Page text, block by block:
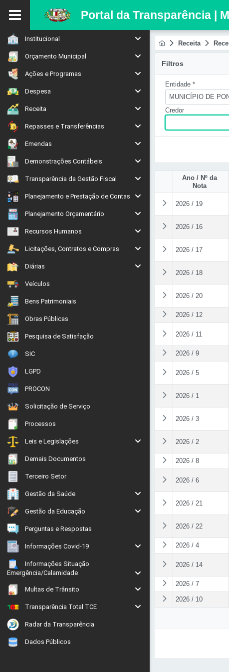
Portal da Transparência |
Institucional
Orçamento Municipal
Ações e Programas
Despesa
Receita
Repasses e Transferências
Emendas
Demonstrações Contábeis
Transparência da Gestão Fiscal
Planejamento e Prestação de Contas
Planejamento Orçamentário
Recursos Humanos
Licitações, Contratos e Compras
Diárias
Veículos
Bens Patrimoniais
Obras Públicas
Pesquisa de Satisfação
SIC
LGPD
PROCON
Solicitação de Serviço
Processos
Leis e Legislações
Demais Documentos
Terceiro Setor
Gestão da Saúde
Gestão da Educação
Perguntas e Respostas
Informações Covid-19
Informações Situação
Emergência/Calamidade
Multas de Trânsito
Transparência Total TCE
Radar da Transparência
Dados Públicos
Receita
Filtros
Entidade *
MUNICÍPIO DE
Credor
Ano / Nº da
Nota
2026 / 19
2026 / 16
2026 / 17
2026 / 18
2026 / 20
2026 / 12
2026 / 11
2026 / 9
2026 / 5
2026 / 1
2026 / 3
2026 / 2
2026 / 8
2026 / 6
2026 / 21
2026 / 22
2026 / 4
2026 / 14
2026 / 7
2026 / 10